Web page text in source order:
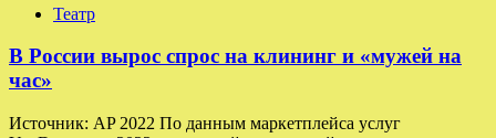
Театр
В России вырос спрос на клининг и «мужей на
час»
Источник: AP 2022 По данным маркетплейса услуг